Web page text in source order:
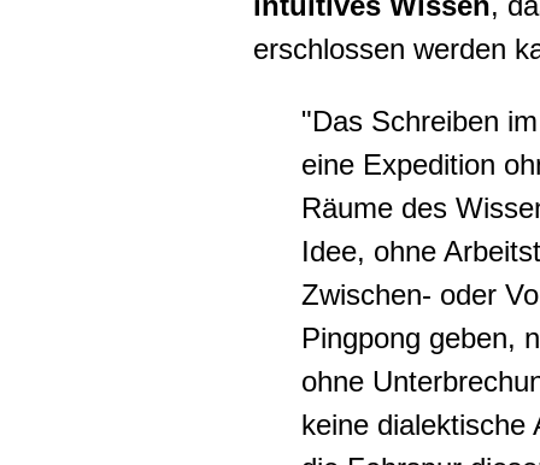
erschlossen werden
"Das Schreiben
eine Expedition
Räume des
Idee, ohne
Zwischen- oder
Pingpong geben,
ohne
keine dialektische